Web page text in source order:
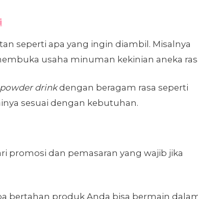
seperti apa yang ingin diambil. Misalnya
usaha minuman kekinian aneka
powder drinkdengan beragam rasa seperti
sesuai dengan kebutuhan.
promosi dan pemasaran yang wajib jika
bertahan produk Anda bisa bermain